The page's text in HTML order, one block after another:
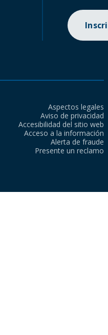
Aspectos legales
Aviso de privacidad
Accesibilidad del sitio web
Acceso a la información
Alerta de fraude
Presente un reclamo